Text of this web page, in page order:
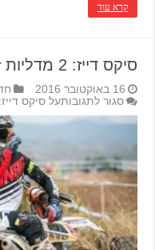
קרא עוד
סיקס דייז: 2 מדליות זהב לרוכבים ישראלים
16 באוקטובר 2016
סגור לתגובותעל סיקס דייז: 2 מדליות זהב לרוכבים ישראלים